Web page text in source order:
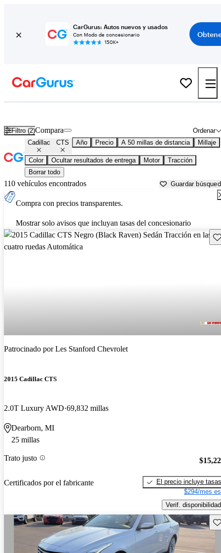
CarGurus: Autos nuevos y usados
Con Modo de concesionario
150K+
Filtro (2) Ordenar
Compara
Cadillac CTS Año Precio A 50 millas de distancia Millaje
Color Ocultar resultados de entrega Motor
Tracción
Borrar todo
110 vehículos encontrados Guardar
Compra con precios transparentes.
Mostrar solo avisos que incluyan tasas del concesionario
Patrocinado porLes Stanford Chevrolet
2015 Cadillac CTS
2.0T Luxury AWD 69,832 millas
Dearborn, MI
25 millas
Trato justo
Certificados por el fabricante
El precio incluye tasas
$294/mes
Verif. disponibilidad